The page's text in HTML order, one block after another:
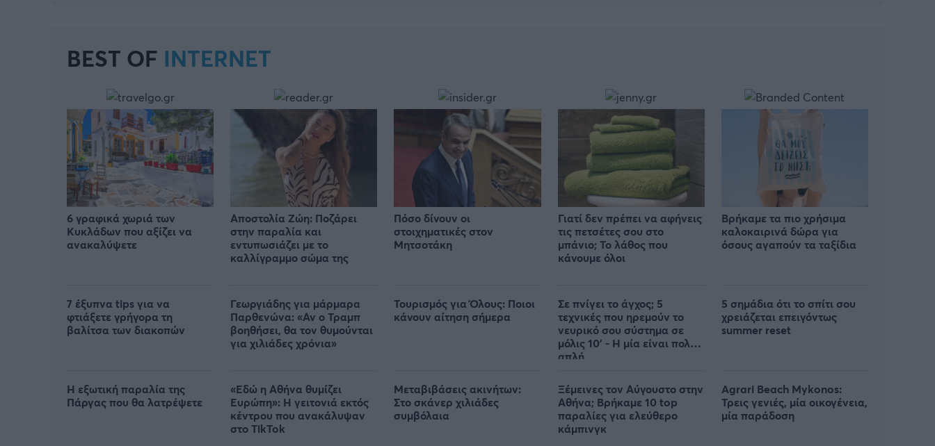
BEST OF INTERNET
6 γραφικά χωριά των
Κυκλάδων που αξίζει να
ανακαλύψετε
7 έξυπνα tips για να
φτιάξετε γρήγορα τη
βαλίτσα των διακοπών
Η εξωτική παραλία της
Πάργας που θα λατρέψετε
Αποστολία Ζώη: Ποζάρει
στην παραλία και
εντυπωσιάζει με το
καλλίγραμμο σώμα της
Γεωργιάδης για μάρμαρα
Παρθενώνα: «Αν ο Τραμπ
βοηθήσει, θα τον θυμούνται
για χιλιάδες χρόνια»
«Εδώ η Αθήνα θυμίζει
Ευρώπη»: H γειτονιά εκτός
κέντρου που ανακάλυψαν
στο TikTok
Πόσο δίνουν οι
στοιχηματικές στον
Μητσοτάκη
Τουρισμός για Όλους: Ποιοι
κάνουν αίτηση σήμερα
Μεταβιβάσεις ακινήτων:
Στο σκάνερ χιλιάδες
συμβόλαια
Γιατί δεν πρέπει να αφήνεις
τις πετσέτες σου στο
μπάνιο; Το λάθος που
κάνουμε όλοι
Σε πνίγει το άγχος; 5
τεχνικές που ηρεμούν το
νευρικό σου σύστημα σε
μόλις 10' - Η μία είναι πολύ
απλή
Ξέμεινες τον Αύγουστο στην
Αθήνα; Βρήκαμε 10 top
παραλίες για ελεύθερο
κάμπινγκ
Βρήκαμε τα πιο χρήσιμα
καλοκαιρινά δώρα για
όσους αγαπούν τα ταξίδια
5 σημάδια ότι το σπίτι σου
χρειάζεται επειγόντως
summer reset
Agrari Beach Mykonos:
Τρεις γενιές, μία οικογένεια,
μία παράδοση